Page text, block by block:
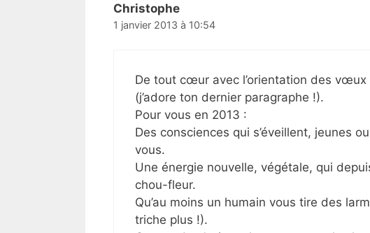
Christophe
1 janvier 2013 à 10:54
De tout cœur avec l’orientation des
(j’adore ton dernier paragraphe !).
Pour vous en 2013 :
Des consciences qui s’éveillent, jeunes
vous.
Une énergie nouvelle, végétale, qui
chou-fleur.
Qu’au moins un humain vous tire des
triche plus !).